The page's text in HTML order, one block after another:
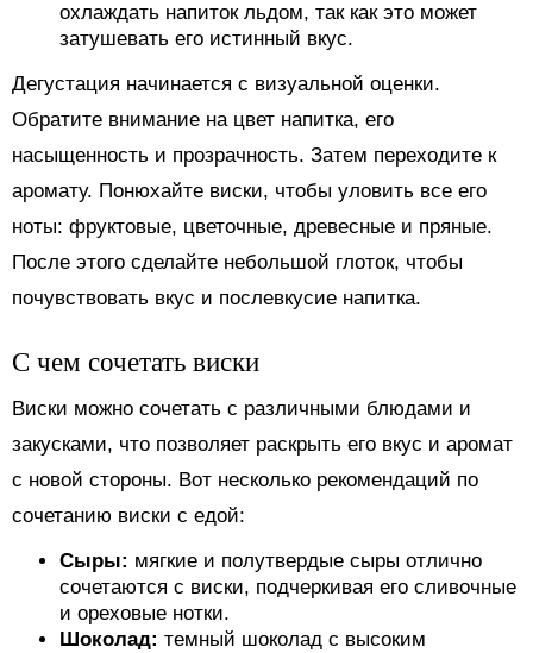
охлаждать напиток льдом, так как это может
затушевать его истинный вкус.
Дегустация начинается с визуальной оценки.
Обратите внимание на цвет напитка, его
насыщенность и прозрачность. Затем переходите к
аромату. Понюхайте виски, чтобы уловить все его
ноты: фруктовые, цветочные, древесные и пряные.
После этого сделайте небольшой глоток, чтобы
почувствовать вкус и послевкусие напитка.
С чем сочетать виски
Виски можно сочетать с различными блюдами и
закусками, что позволяет раскрыть его вкус и аромат
с новой стороны. Вот несколько рекомендаций по
сочетанию виски с едой:
Сыры: мягкие и полутвердые сыры отлично
сочетаются с виски, подчеркивая его сливочные
и ореховые нотки.
Шоколад: темный шоколад с высоким